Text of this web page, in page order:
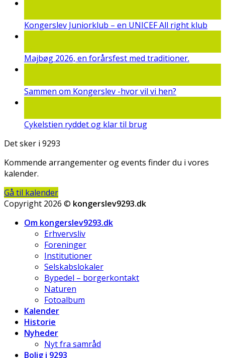
Kongerslev Juniorklub – en UNICEF All right klub
Majbøg 2026, en forårsfest med traditioner.
Sammen om Kongerslev -hvor vil vi hen?
Cykelstien ryddet og klar til brug
Det sker i 9293
Kommende arrangementer og events finder du i vores
kalender.
Gå til kalender
Copyright 2026 © kongerslev9293.dk
Om kongerslev9293.dk
Erhvervsliv
Foreninger
Institutioner
Selskabslokaler
Bypedel – borgerkontakt
Naturen
Fotoalbum
Kalender
Historie
Nyheder
Nyt fra samråd
Bolig i 9293